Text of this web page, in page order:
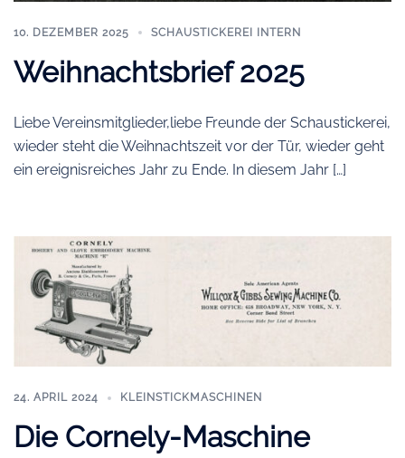
10. DEZEMBER 2025 SCHAUSTICKEREI INTERN
Weihnachtsbrief 2025
Liebe Vereinsmitglieder,liebe Freunde der Schaustickerei,
wieder steht die Weihnachtszeit vor der Tür, wieder geht
ein ereignisreiches Jahr zu Ende. In diesem Jahr […]
24. APRIL 2024 KLEINSTICKMASCHINEN
Die Cornely-Maschine